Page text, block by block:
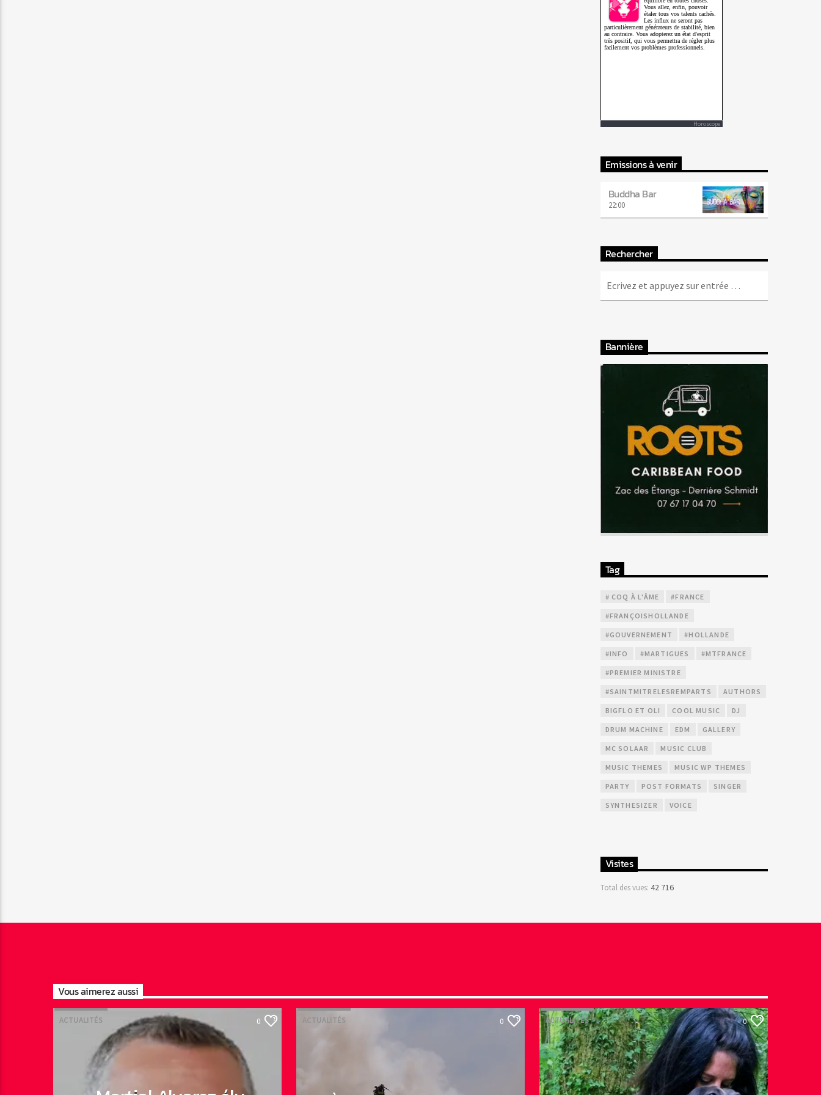
Horoscope
Emissions à venir
Buddha Bar
22:00
Rechercher
Bannière
Tag
# COQ À L'ÂME #FRANCE
#FRANÇOISHOLLANDE
#GOUVERNEMENT #HOLLANDE
#INFO #MARTIGUES #MTFRANCE
#PREMIER MINISTRE
#SAINTMITRELESREMPARTS AUTHORS
BIGFLO ET OLI COOL MUSIC DJ
DRUM MACHINE EDM GALLERY
MC SOLAAR MUSIC CLUB
MUSIC THEMES MUSIC WP THEMES
PARTY POST FORMATS SINGER
SYNTHESIZER VOICE
Visites
Total des vues: 42 716
Vous aimerez aussi
ACTUALITÉS 0 ACTUALITÉS 0 ACTUALITÉS 0